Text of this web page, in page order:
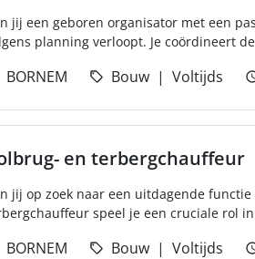
jij een geboren organisator met een
planning verloopt. Je coördineert
BORNEM Bouw Voltijds
en terbergchauffeur
jij op zoek naar een uitdagende
speel je een cruciale rol
BORNEM Bouw Voltijds